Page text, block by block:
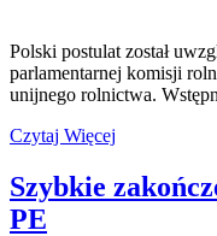
Polski postulat został
parlamentarnej komisji
unijnego rolnictwa.
Czytaj Więcej
Szybkie
PE